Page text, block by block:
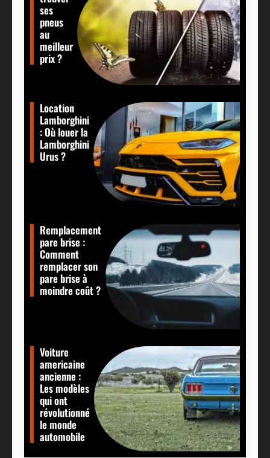
ses
pneus
au
meilleur
prix ?
Location
Lamborghini
: Où louer la
Lamborghini
Urus ?
Remplacement
pare brise :
Comment
remplacer son
pare brise à
moindre coût ?
Voiture
americaine
ancienne :
Les modèles
qui ont
révolutionné
le monde
automobile